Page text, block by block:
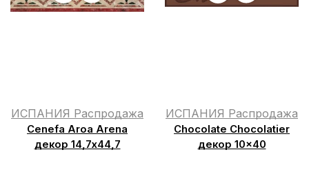
ИСПАНИЯ Распродажа
Cenefa Aroa Arena
декор 14,7х44,7
ИСПАНИЯ Распродажа
Chocolate Chocolatier
декор 10×40